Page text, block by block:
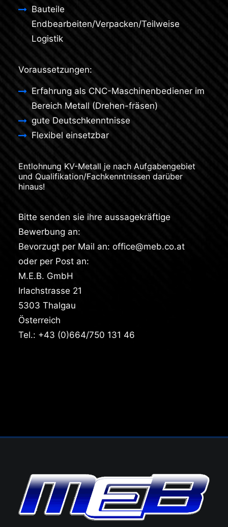
Bauteile
Endbearbeiten/Verpacken/Teilweise
Logistik
Voraussetzungen:
Erfahrung als CNC-Maschinenbediener im
Bereich Metall (Drehen-fräsen)
gute Deutschkenntnisse
Flexibel einsetzbar
Entlohnung KV-Metall je nach Aufgabengebiet
und Qualifikation/Fachkenntnissen darüber
hinaus!
Bitte senden sie ihre aussagekräftige
Bewerbung an:
Bevorzugt per Mail an: office@meb.co.at
oder per Post an:
M.E.B. GmbH
Irlachstrasse 21
5303 Thalgau
Österreich
Tel.: +43 (0)664/750 131 46